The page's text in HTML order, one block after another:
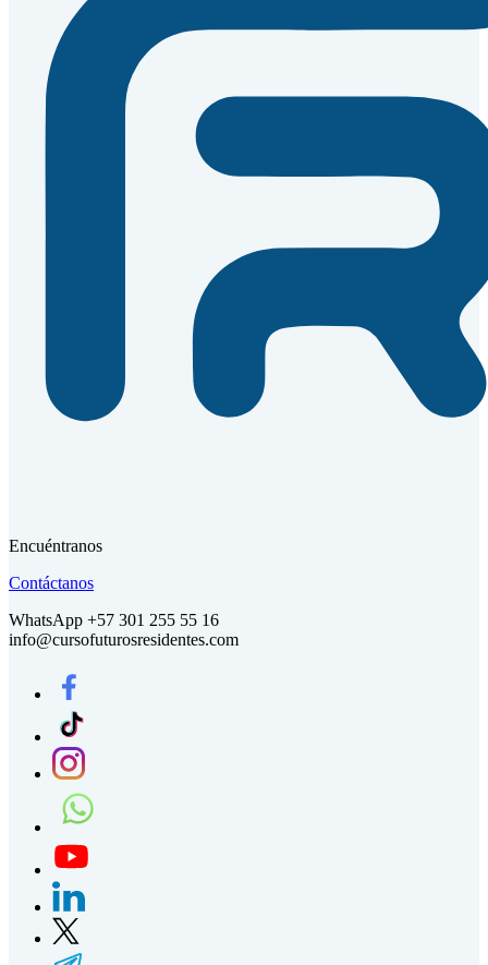
Encuéntranos
Contáctanos
WhatsApp +57 301 255 55 16
info@cursofuturosresidentes.com